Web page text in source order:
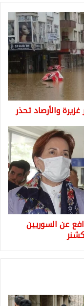
والأرصاد تحذر
عن السوريين